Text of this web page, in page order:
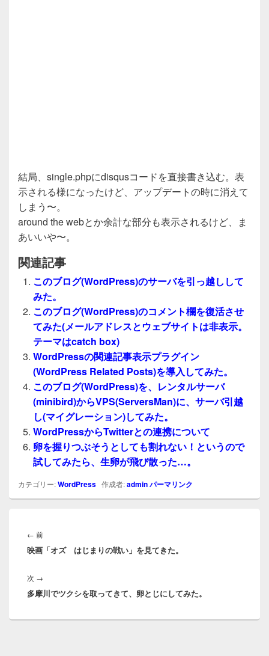
結局、single.phpにdisqusコードを直接書き込む。表
示される様になったけど、アップデートの時に消えて
しまう〜。
around the webとか余計な部分も表示されるけど、ま
あいいや〜。
関連記事
このブログ(WordPress)のサーバを引っ越しして
みた。
このブログ(WordPress)のコメント欄を復活させ
てみた(メールアドレスとウェブサイトは非表示。
テーマはcatch box)
WordPressの関連記事表示プラグイン
(WordPress Related Posts)を導入してみた。
このブログ(WordPress)を、レンタルサーバ
(minibird)からVPS(ServersMan)に、サーバ引越
し(マイグレーション)してみた。
WordPressからTwitterとの連携について
卵を握りつぶそうとしても割れない！というので
試してみたら、生卵が飛び散った…。
カテゴリー:WordPress 作成者:adminパーマリンク
稿
ナ
ゲ
ー
シ
← 前前
の
映画「オズ はじまりの戦い」を見てきた。
次 →
の
稿:
多摩川でツクシを取ってきて、卵とじにしてみた。